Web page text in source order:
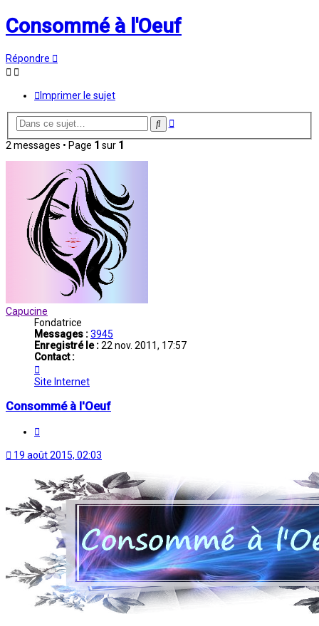
Consommé à l'Oeuf
Répondre
Imprimer le sujet
Rechercher
Recherche
2 messages • Page 1 sur 1
Capucine
Fondatrice
Messages :3945
Enregistré le :22 nov. 2011, 17:57
Contact :
Capucine
Site Internet
Consommé à l'Oeuf
19 août 2015, 02:03